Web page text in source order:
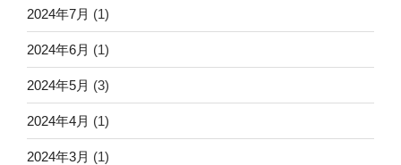
2024年7月 (1)
2024年6月 (1)
2024年5月 (3)
2024年4月 (1)
2024年3月 (1)